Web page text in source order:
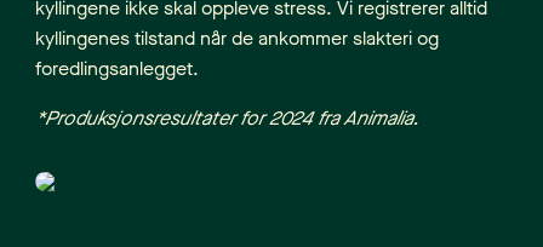
kyllingene ikke skal oppleve stress. Vi registrerer alltid
kyllingenes tilstand når de ankommer slakteri og
foredlingsanlegget.
*Produksjonsresultater for 2024 fra Animalia.